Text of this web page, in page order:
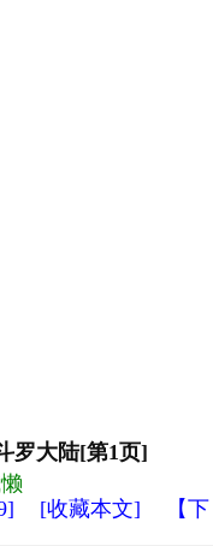
罗大陆[第1页]
[收藏本文]
【下